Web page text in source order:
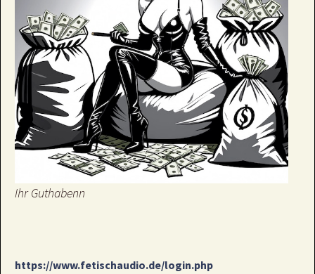
Ihr Guthabenn
https://www.fetischaudio.de/login.php